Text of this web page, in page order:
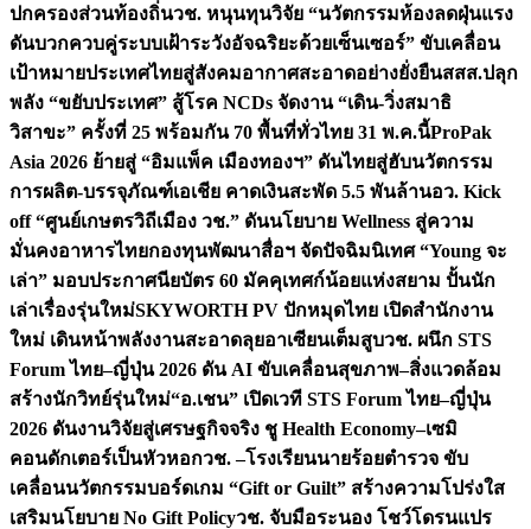
ปกครองส่วนท้องถิ่นวช. หนุนทุนวิจัย “นวัตกรรมห้องลดฝุ่นแรง
ดันบวกควบคู่ระบบเฝ้าระวังอัจฉริยะด้วยเซ็นเซอร์” ขับเคลื่อน
เป้าหมายประเทศไทยสู่สังคมอากาศสะอาดอย่างยั่งยืนสสส.ปลุก
พลัง “ขยับประเทศ” สู้โรค NCDs จัดงาน “เดิน-วิ่งสมาธิ
วิสาขะ” ครั้งที่ 25 พร้อมกัน 70 พื้นที่ทั่วไทย 31 พ.ค.นี้ProPak
Asia 2026 ย้ายสู่ “อิมแพ็ค เมืองทองฯ” ดันไทยสู่ฮับนวัตกรรม
การผลิต-บรรจุภัณฑ์เอเชีย คาดเงินสะพัด 5.5 พันล้านอว. Kick
off “ศูนย์เกษตรวิถีเมือง วช.” ดันนโยบาย Wellness สู่ความ
มั่นคงอาหารไทยกองทุนพัฒนาสื่อฯ จัดปัจฉิมนิเทศ “Young จะ
เล่า” มอบประกาศนียบัตร 60 มัคคุเทศก์น้อยแห่งสยาม ปั้นนัก
เล่าเรื่องรุ่นใหม่SKYWORTH PV ปักหมุดไทย เปิดสำนักงาน
ใหม่ เดินหน้าพลังงานสะอาดลุยอาเซียนเต็มสูบวช. ผนึก STS
Forum ไทย–ญี่ปุ่น 2026 ดัน AI ขับเคลื่อนสุขภาพ–สิ่งแวดล้อม
สร้างนักวิทย์รุ่นใหม่“อ.เชน” เปิดเวที STS Forum ไทย–ญี่ปุ่น
2026 ดันงานวิจัยสู่เศรษฐกิจจริง ชู Health Economy–เซมิ
คอนดักเตอร์เป็นหัวหอกวช. –โรงเรียนนายร้อยตำรวจ ขับ
เคลื่อนนวัตกรรมบอร์ดเกม “Gift or Guilt” สร้างความโปร่งใส
เสริมนโยบาย No Gift Policyวช. จับมือระนอง โชว์โดรนแปร